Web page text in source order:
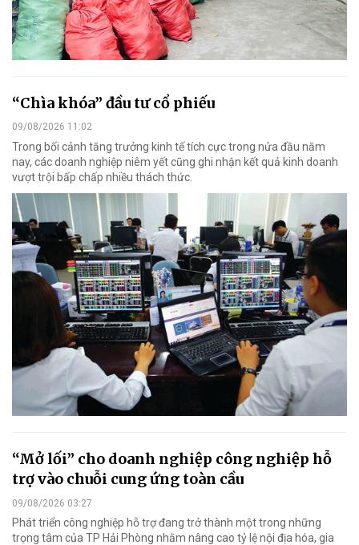
“Chìa khóa” đầu tư cổ phiếu
09/08/2026 11:02
Trong bối cảnh tăng trưởng kinh tế tích cực trong nửa đầu năm
nay, các doanh nghiệp niêm yết cũng ghi nhận kết quả kinh doanh
vượt trội bấp chấp nhiều thách thức.
“Mở lối” cho doanh nghiệp công nghiệp hỗ
trợ vào chuỗi cung ứng toàn cầu
09/08/2026 03:27
Phát triển công nghiệp hỗ trợ đang trở thành một trong những
trọng tâm của TP Hải Phòng nhằm nâng cao tỷ lệ nội địa hóa, gia